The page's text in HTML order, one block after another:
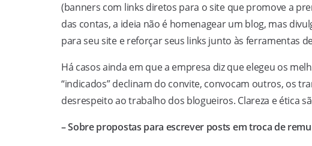
(banners com links diretos para o site que promove a
das contas, a ideia não é homenagear um blog, mas
para seu site e reforçar seus links junto às ferramentas
Há casos ainda em que a empresa diz que elegeu os
“indicados” declinam do convite, convocam outros, os
desrespeito ao trabalho dos blogueiros. Clareza e ética
– Sobre propostas para escrever posts em troca de